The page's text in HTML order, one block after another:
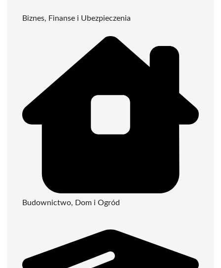
Biznes, Finanse i Ubezpieczenia
Budownictwo, Dom i Ogród